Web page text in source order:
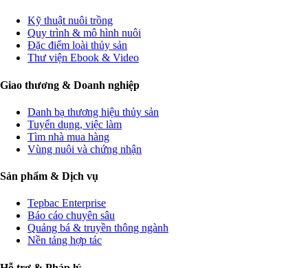
Kỹ thuật nuôi trồng
Quy trình & mô hình nuôi
Đặc điểm loài thủy sản
Thư viện Ebook & Video
Giao thương & Doanh nghiệp
Danh bạ thương hiệu thủy sản
Tuyển dụng, việc làm
Tìm nhà mua hàng
Vùng nuôi và chứng nhận
Sản phẩm & Dịch vụ
Tepbac Enterprise
Báo cáo chuyên sâu
Quảng bá & truyền thông ngành
Nền tảng hợp tác